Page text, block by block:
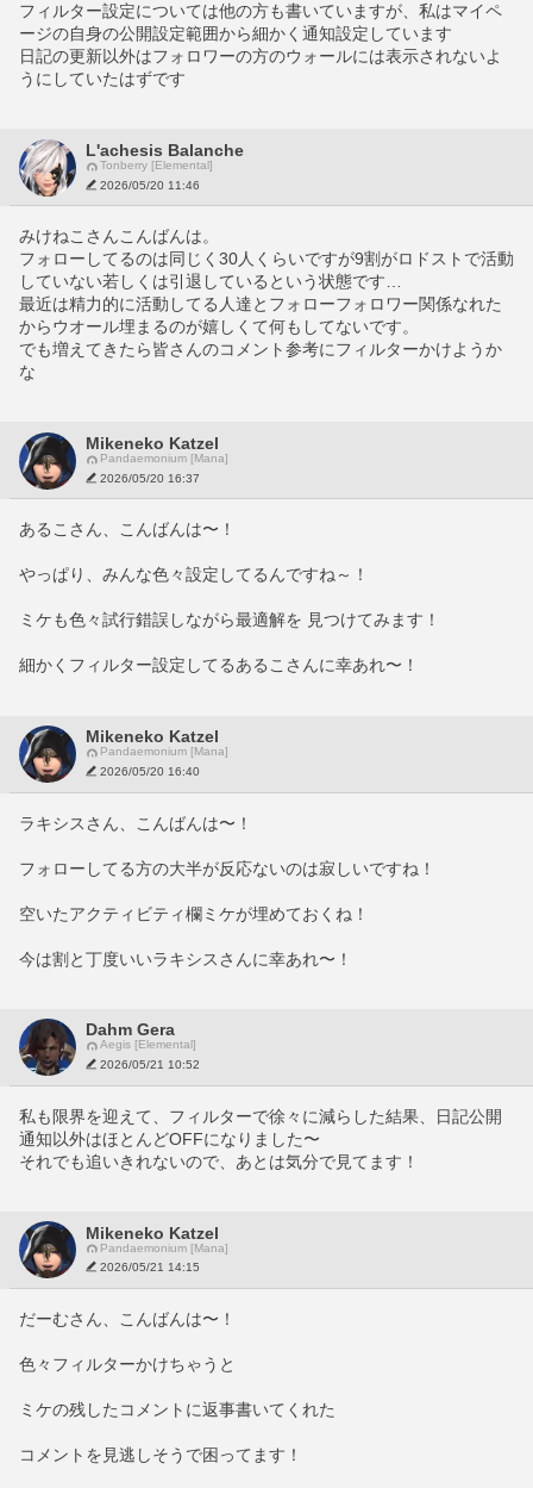
フィルター設定については他の方も書いていますが、私はマイペ
ージの自身の公開設定範囲から細かく通知設定しています
日記の更新以外はフォロワーの方のウォールには表示されないよ
うにしていたはずです
L'achesis Balanche
Tonberry [Elemental]
2026/05/20 11:46
みけねこさんこんばんは。
フォローしてるのは同じく30人くらいですが9割がロドストで活動
していない若しくは引退しているという状態です…
最近は精力的に活動してる人達とフォローフォロワー関係なれた
からウオール埋まるのが嬉しくて何もしてないです。
でも増えてきたら皆さんのコメント参考にフィルターかけようか
な
Mikeneko Katzel
Pandaemonium [Mana]
2026/05/20 16:37
あるこさん、こんばんは〜！
やっぱり、みんな色々設定してるんですね～！
ミケも色々試行錯誤しながら最適解を 見つけてみます！
細かくフィルター設定してるあるこさんに幸あれ〜！
Mikeneko Katzel
Pandaemonium [Mana]
2026/05/20 16:40
ラキシスさん、こんばんは〜！
フォローしてる方の大半が反応ないのは寂しいですね！
空いたアクティビティ欄ミケが埋めておくね！
今は割と丁度いいラキシスさんに幸あれ〜！
Dahm Gera
Aegis [Elemental]
2026/05/21 10:52
私も限界を迎えて、フィルターで徐々に減らした結果、日記公開
通知以外はほとんどOFFになりました〜
それでも追いきれないので、あとは気分で見てます！
Mikeneko Katzel
Pandaemonium [Mana]
2026/05/21 14:15
だーむさん、こんばんは〜！
色々フィルターかけちゃうと
ミケの残したコメントに返事書いてくれた
コメントを見逃しそうで困ってます！